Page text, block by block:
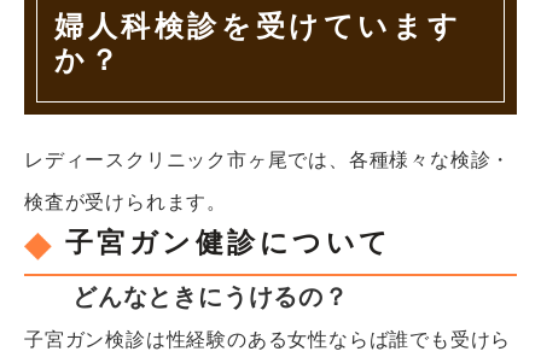
婦人科検診を受けています
か？
レディースクリニック市ヶ尾では、各種様々な検診・
検査が受けられます。
子宮ガン健診について
どんなときにうけるの？
子宮ガン検診は性経験のある女性ならば誰でも受けら